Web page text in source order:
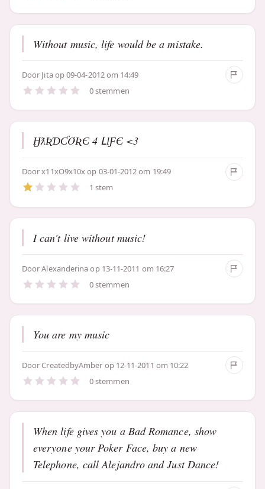
Without music, life would be a mistake.
Door Jitaop 09-04-2012 om 14:49
0 stemmen
ӇƛƦƊƇƠƦЄ 4 ԼƖƑЄ <3
Doorx11xO9x10xop 03-01-2012 om 19:49
1 stem
I can't live without music!
DoorAlexanderinaop 13-11-2011 om 16:27
0 stemmen
You are my music
DoorCreatedbyAmber op 12-11-2011 om 10:22
0 stemmen
When life gives you a Bad Romance, show
everyone your Poker Face, buy a new
Telephone, call Alejandro and Just Dance!